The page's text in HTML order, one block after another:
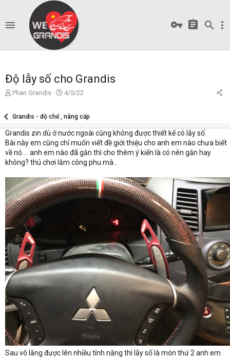
Độ lẫy số cho Grandis
T
b
ở
i
Phan Grandis
S
r
t
d
a
t
e
4/5/22
Grandis - độ chế , nâng cấp
Grandis zin dù ở nước ngoài cũng không được thiết kế có lẫy số.
Bài này em cũng chỉ muốn viết đề giới thiệu cho anh em nào chưa biết
về nó.... anh em nào đã gắn thì cho thêm ý kiến là có nên gắn hay
không? thú chơi lắm công phu mà...
Sau vô lăng được lên nhiều tính năng thì lẫy số là món thứ 2 anh em